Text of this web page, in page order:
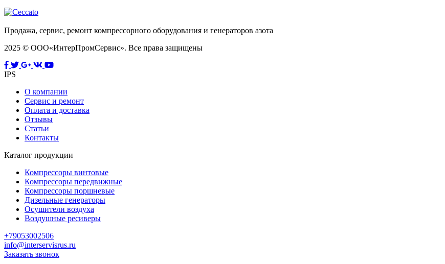
Продажа, сервис, ремонт компрессорного оборудования и генераторов азота
2025 © ООО«ИнтерПромСервис». Все права защищены
IPS
О компании
Сервис и ремонт
Оплата и доставка
Отзывы
Статьи
Контакты
Каталог продукции
Компрессоры винтовые
Компрессоры передвижные
Компрессоры поршневые
Дизельные генераторы
Осушители воздуха
Воздушные ресиверы
+79053002506
info@interservisrus.ru
Заказать звонок